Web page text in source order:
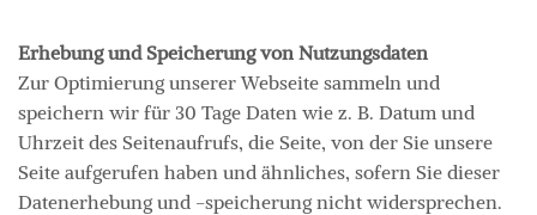
Erhebung und Speicherung von Nutzungsdaten
Zur Optimierung unserer Webseite sammeln und
speichern wir für 30 Tage Daten wie z. B. Datum und
Uhrzeit des Seitenaufrufs, die Seite, von der Sie unsere
Seite aufgerufen haben und ähnliches, sofern Sie dieser
Datenerhebung und -speicherung nicht widersprechen.